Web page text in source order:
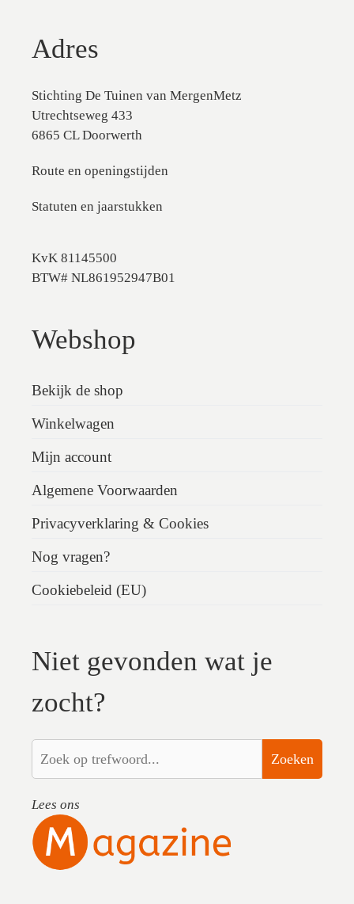
Adres
Stichting De Tuinen van MergenMetz
Utrechtseweg 433
6865 CL Doorwerth
Route en openingstijden
Statuten en jaarstukken
KvK 81145500
BTW# NL861952947B01
Webshop
Bekijk de shop
Winkelwagen
Mijn account
Algemene Voorwaarden
Privacyverklaring & Cookies
Nog vragen?
Cookiebeleid (EU)
Niet gevonden wat je
zocht?
Zoeken
Lees ons